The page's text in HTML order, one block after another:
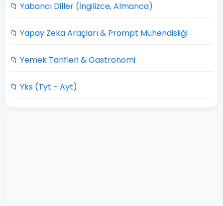
📁 Yabancı Diller (İngilizce, Almanca)
📁 Yapay Zeka Araçları & Prompt Mühendisliği
📁 Yemek Tarifleri & Gastronomi
📁 Yks (Tyt - Ayt)